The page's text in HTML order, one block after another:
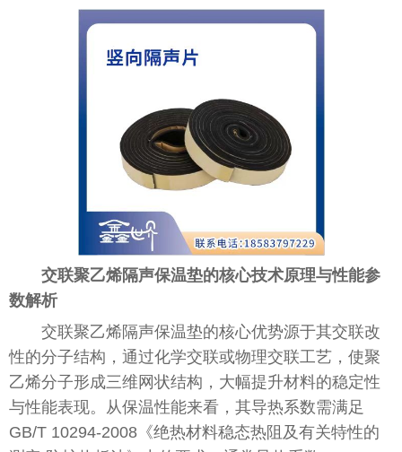
交联聚乙烯隔声保温垫的核心技术原理与性能参
数解析
交联聚乙烯隔声保温垫的核心优势源于其交联改
性的分子结构，通过化学交联或物理交联工艺，使聚
乙烯分子形成三维网状结构，大幅提升材料的稳定性
与性能表现。从保温性能来看，其导热系数需满足
GB/T 10294-2008《绝热材料稳态热阻及有关特性的